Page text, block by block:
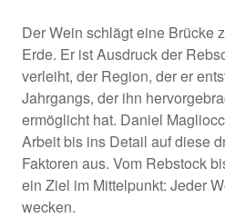
Der Wein schlägt eine Brücke
Erde. Er ist Ausdruck der
verleiht, der Region, der er
Jahrgangs, der ihn
ermöglicht hat. Daniel
Arbeit bis ins Detail auf diese
Faktoren aus. Vom Rebstock
ein Ziel im Mittelpunkt: Jeder
wecken.